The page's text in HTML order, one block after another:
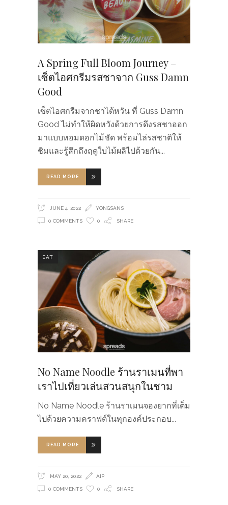
A Spring Full Bloom Journey –
เซ็ตไอศกรีมรสชาจาก Guss Damn
Good
เซ็ตไอศกรีมจากชาไต้หวัน ที่ Guss Damn
Good ไม่ทำให้ผิดหวังด้วยการดึงรสชาออก
มาแบบหอมดอกไม้ชัด พร้อมไล่รสชาติให้
ชิมและรู้สึกถึงฤดูใบไม้ผลิไปด้วยกัน
READ MORE
JUNE 4, 2022 YONGSANS
0 COMMENTS 0 SHARE
EAT
No Name Noodle ร้านราเมนที่พา
เราไปเที่ยวเล่นสวนสนุกในชาม
No Name Noodle ร้านราเมนจองยากที่เต็ม
ไปด้วยความคราฟต์ในทุกองค์ประกอบ
READ MORE
MAY 20, 2022 AIP
0 COMMENTS 0 SHARE